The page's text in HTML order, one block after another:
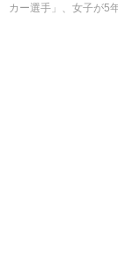
カー選手」、女子が5